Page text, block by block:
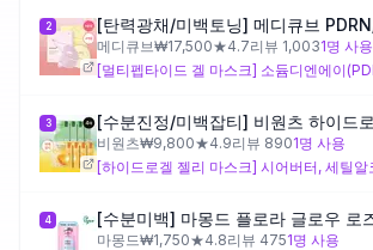
Login
2
메디큐브₩17,500★4.7리뷰 1,0031명 사용
3
비원츠₩9,800★4.9리뷰 8901명 사용
4
마몽드₩1,750★4.8리뷰 4751명 사용